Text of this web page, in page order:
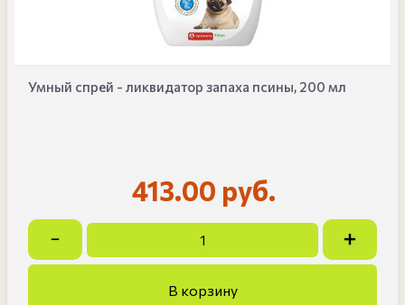
Умный спрей - ликвидатор запаха псины, 200 мл
413.00 руб.